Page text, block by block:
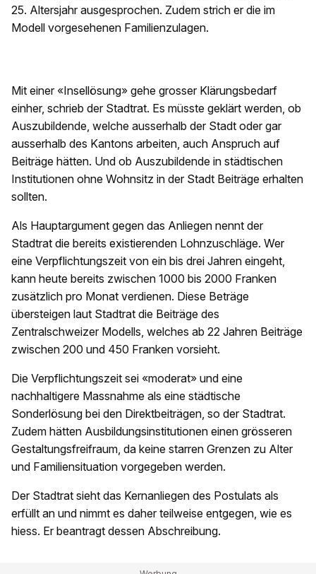
25. Altersjahr ausgesprochen. Zudem strich er die im
Modell vorgesehenen Familienzulagen.
Mit einer «Insellösung» gehe grosser Klärungsbedarf
einher, schrieb der Stadtrat. Es müsste geklärt werden, ob
Auszubildende, welche ausserhalb der Stadt oder gar
ausserhalb des Kantons arbeiten, auch Anspruch auf
Beiträge hätten. Und ob Auszubildende in städtischen
Institutionen ohne Wohnsitz in der Stadt Beiträge erhalten
sollten.
Als Hauptargument gegen das Anliegen nennt der
Stadtrat die bereits existierenden Lohnzuschläge. Wer
eine Verpflichtungszeit von ein bis drei Jahren eingeht,
kann heute bereits zwischen 1000 bis 2000 Franken
zusätzlich pro Monat verdienen. Diese Beträge
übersteigen laut Stadtrat die Beiträge des
Zentralschweizer Modells, welches ab 22 Jahren Beiträge
zwischen 200 und 450 Franken vorsieht.
Die Verpflichtungszeit sei «moderat» und eine
nachhaltigere Massnahme als eine städtische
Sonderlösung bei den Direktbeiträgen, so der Stadtrat.
Zudem hätten Ausbildungsinstitutionen einen grösseren
Gestaltungsfreifraum, da keine starren Grenzen zu Alter
und Familiensituation vorgegeben werden.
Der Stadtrat sieht das Kernanliegen des Postulats als
erfüllt an und nimmt es daher teilweise entgegen, wie es
hiess. Er beantragt dessen Abschreibung.